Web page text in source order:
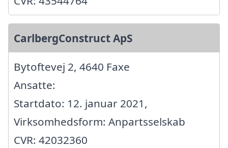
CarlbergConstruct ApS
Bytoftevej 2, 4640 Faxe
Ansatte:
Startdato: 12. januar 2021,
Virksomhedsform: Anpartsselskab
CVR: 42032360